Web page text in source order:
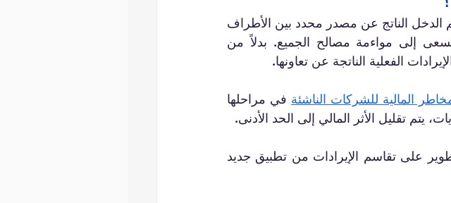
الفعلية الناتجة عن تعاونها.
المالية للشركات الناشئة
يتم تقليل الأثر المالي إلى الحد الأدنى.